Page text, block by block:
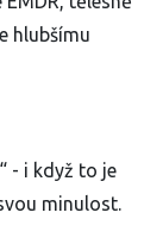
hlubšímu
- i když to je
minulost.